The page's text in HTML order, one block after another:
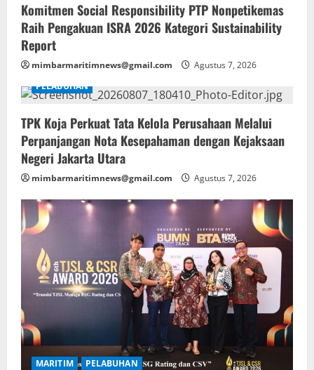
Komitmen Social Responsibility PTP Nonpetikemas
Raih Pengakuan ISRA 2026 Kategori Sustainability
Report
mimbarmaritimnews@gmail.com
Agustus 7, 2026
PELABUHAN
TPK Koja Perkuat Tata Kelola Perusahaan Melalui
Perpanjangan Nota Kesepahaman dengan Kejaksaan
Negeri Jakarta Utara
mimbarmaritimnews@gmail.com Agustus 7, 2026
MARITIM PELABUHAN